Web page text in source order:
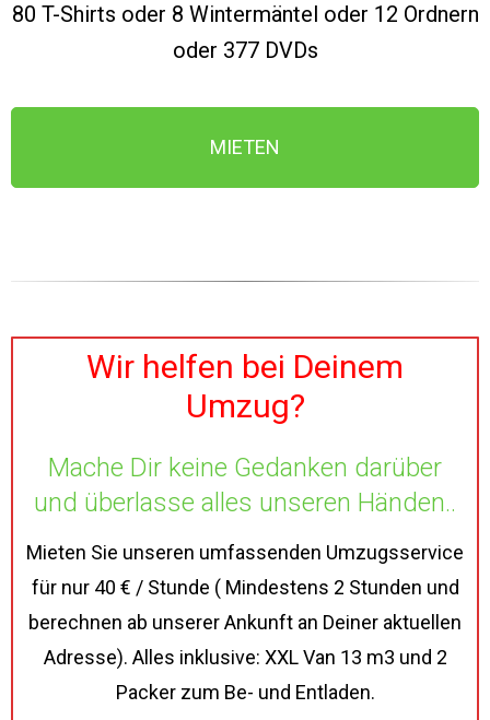
80 T-Shirts oder 8 Wintermäntel oder 12 Ordnern
oder 377 DVDs
MIETEN
Wir helfen bei Deinem
Umzug?
Mache Dir keine Gedanken darüber
und überlasse alles unseren Händen..
Mieten Sie unseren umfassenden Umzugsservice
für nur 40 € / Stunde ( Mindestens 2 Stunden und
berechnen ab unserer Ankunft an Deiner aktuellen
Adresse). Alles inklusive: XXL Van 13 m3 und 2
Packer zum Be- und Entladen.